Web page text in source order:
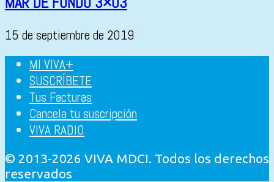
15 de septiembre de 2019
MI VIVA+
SUSCRÍBETE
Tus Facturas
Cancela tu suscripción
VIVA RADIO
© 2013-2026 VIVA MDCI. Todos los derechos
reservados